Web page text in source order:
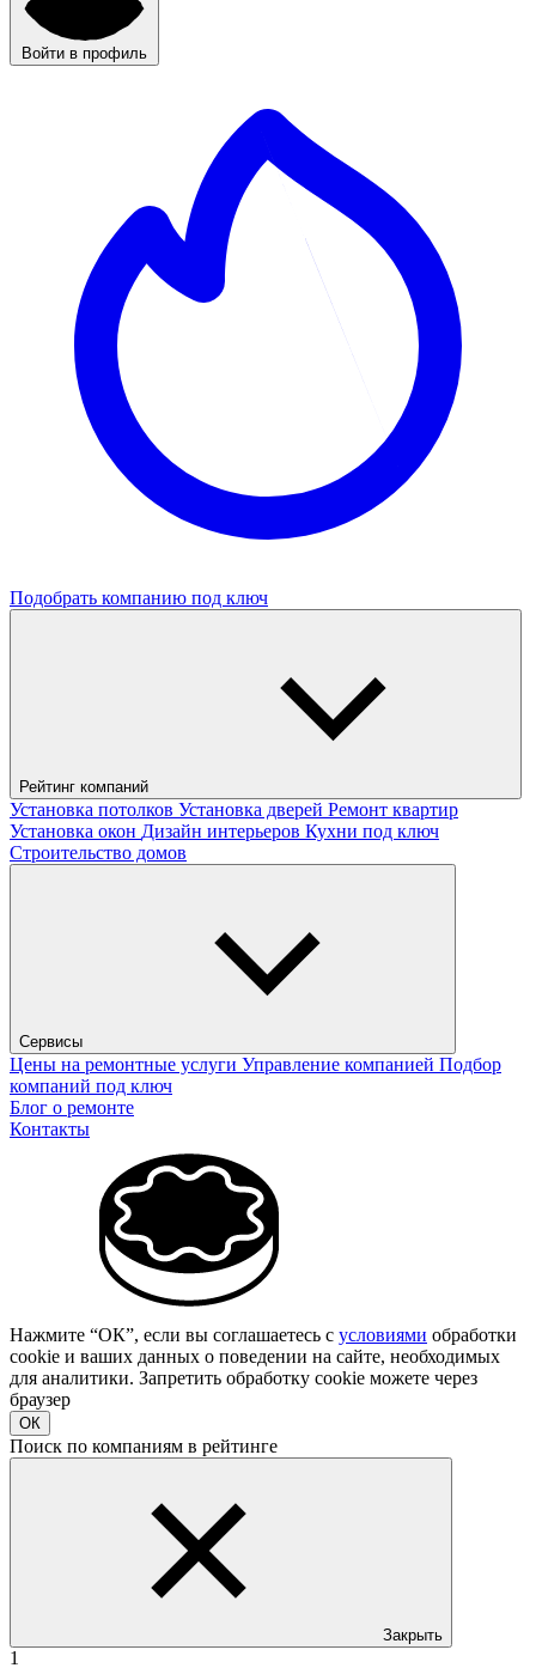
Войти в профиль
Подобрать компанию под ключ
Рейтинг компаний
Установка потолков Установка дверей Ремонт квартир
Установка окон Дизайн интерьеров Кухни под ключ
Строительство домов
Сервисы
Цены на ремонтные услуги Управление компанией Подбор
компаний под ключ
Блог о ремонте
Контакты
Нажмите “ОК”, если вы соглашаетесь с условиями обработки
cookie и ваших данных о поведении на сайте, необходимых
для аналитики. Запретить обработку cookie можете через
браузер
ОК
Поиск по компаниям в рейтинге
Закрыть
1